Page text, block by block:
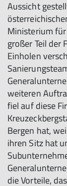
Aussicht
Ministerium
großer Teil der
Einholen
weiteren
fiel auf diese
Bergen hat,
ihren Sitz hat
die Vorteile,